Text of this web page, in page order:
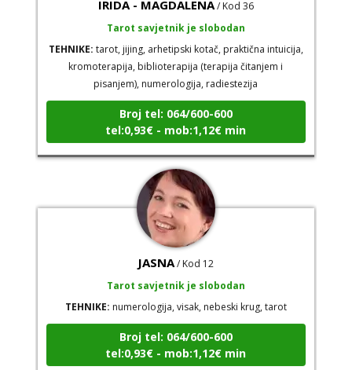
tarot, jijing, arhetipski kotač, praktična intuicija,
kromoterapija, biblioterapija (terapija čitanjem i
pisanjem), numerologija, radiestezija
Broj tel: 064/600-600
tel:0,93€ - mob:1,12€ min
JASNA/ Kod 12
Tarot savjetnik je slobodan
TEHNIKE:numerologija, visak, nebeski krug, tarot
Broj tel: 064/600-600
tel:0,93€ - mob:1,12€ min